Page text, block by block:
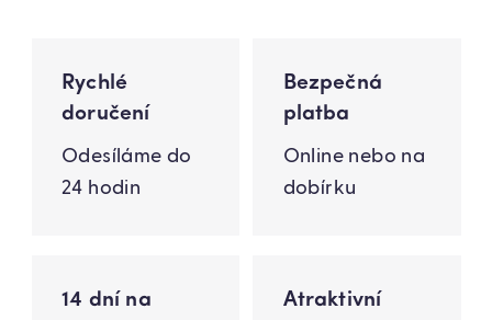
Rychlé
doručení
Odesíláme do
24 hodin
Bezpečná
platba
Online nebo na
dobírku
14 dní na
Atraktivní